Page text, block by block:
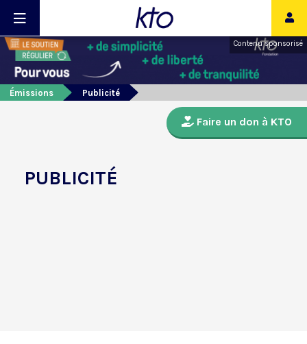
Contenu sponsorisé
Émissions Publicité
Faire un don à KTO
PUBLICITÉ